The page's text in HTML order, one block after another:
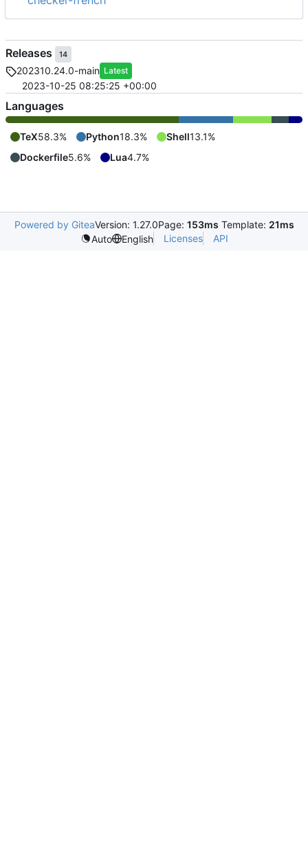
Releases 14
202310.24.0-main Latest
2023-10-25 08:25:25 +00:00
Languages
TeX58.3% Python18.3% Shell13.1%
Dockerfile5.6% Lua4.7%
Powered by GiteaVersion: 1.27.0Page: 153ms Template: 21ms
Auto
English Licenses API